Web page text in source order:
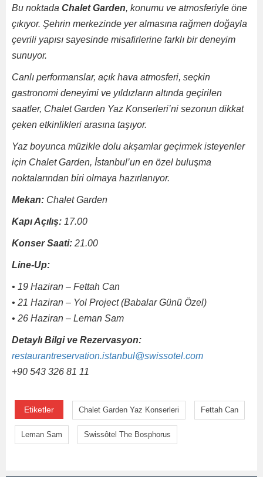
Bu noktada Chalet Garden, konumu ve atmosferiyle öne
çıkıyor. Şehrin merkezinde yer almasına rağmen doğayla
çevrili yapısı sayesinde misafirlerine farklı bir deneyim
sunuyor.
Canlı performanslar, açık hava atmosferi, seçkin
gastronomi deneyimi ve yıldızların altında geçirilen
saatler, Chalet Garden Yaz Konserleri’ni sezonun dikkat
çeken etkinlikleri arasına taşıyor.
Yaz boyunca müzikle dolu akşamlar geçirmek isteyenler
için Chalet Garden, İstanbul’un en özel buluşma
noktalarından biri olmaya hazırlanıyor.
Mekan: Chalet Garden
Kapı Açılış: 17.00
Konser Saati: 21.00
Line-Up:
• 19 Haziran – Fettah Can
• 21 Haziran – Yol Project (Babalar Günü Özel)
• 26 Haziran – Leman Sam
Detaylı Bilgi ve Rezervasyon:
restaurantreservation.istanbul@swissotel.com
+90 543 326 81 11
Etiketler Chalet Garden Yaz Konserleri Fettah Can
Leman Sam Swissôtel The Bosphorus